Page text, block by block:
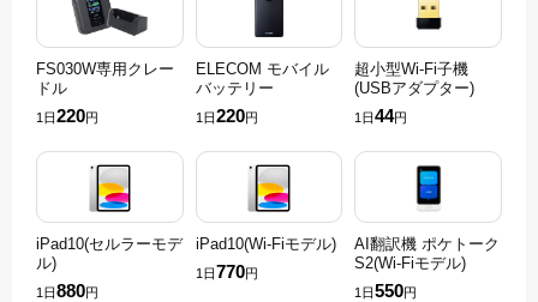
FS030W専用クレー
ドル
1日220円
ELECOM モバイル
バッテリー
1日220円
超小型Wi-Fi子機
(USBアダプター)
1日44円
iPad10(セルラーモデ
ル)
1日880円
iPad10(Wi-Fiモデル)
1日770円
AI翻訳機 ポケトーク
S2(Wi-Fiモデル)
1日550円